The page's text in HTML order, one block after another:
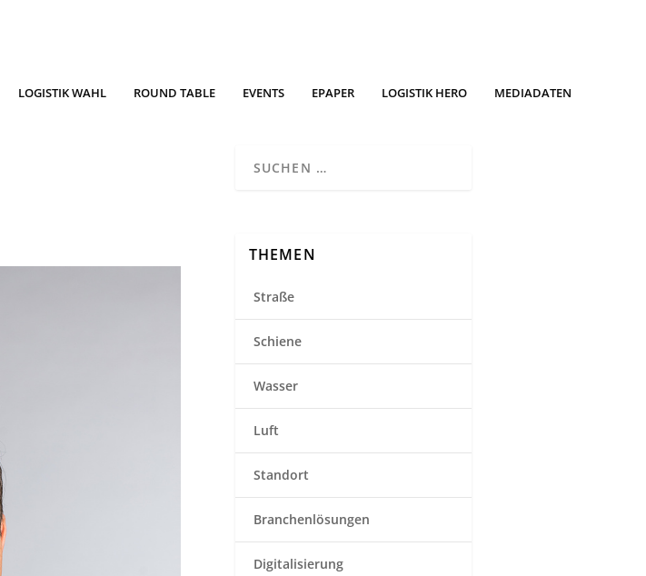
LOGISTIK WAHL ROUND TABLE EVENTS EPAPER LOGISTIK HERO MEDIADATEN
THEMEN
Straße
Schiene
Wasser
Luft
Standort
Branchenlösungen
Digitalisierung